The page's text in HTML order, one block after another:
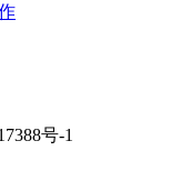
号-1